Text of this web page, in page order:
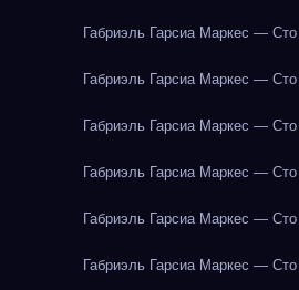
Габриэль Гарсиа Маркес — Сто
Габриэль Гарсиа Маркес — Сто
Габриэль Гарсиа Маркес — Сто
Габриэль Гарсиа Маркес — Сто
Габриэль Гарсиа Маркес — Сто
Габриэль Гарсиа Маркес — Сто